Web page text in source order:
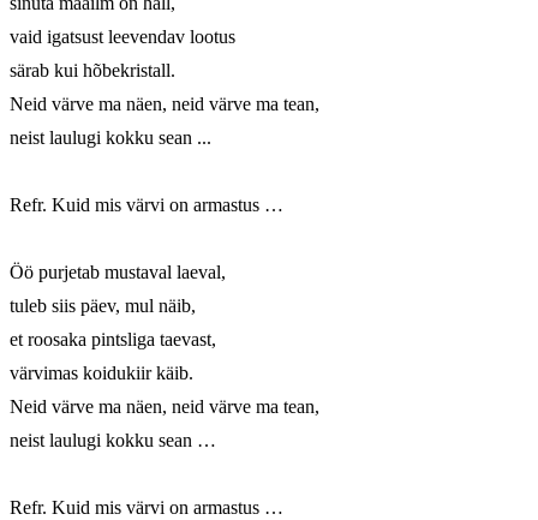
vaid igatsust leevendav lootus
särab kui hõbekristall.
Neid värve ma näen, neid värve ma tean,
neist laulugi kokku sean ...
Refr. Kuid mis värvi on armastus …
Öö purjetab mustaval laeval,
tuleb siis päev, mul näib,
et roosaka pintsliga taevast,
värvimas koidukiir käib.
Neid värve ma näen, neid värve ma tean,
neist laulugi kokku sean …
Refr. Kuid mis värvi on armastus …